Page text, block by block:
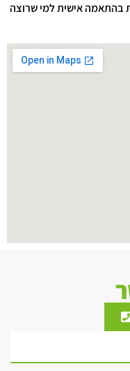
בהתאמה אישית למי שרוצה